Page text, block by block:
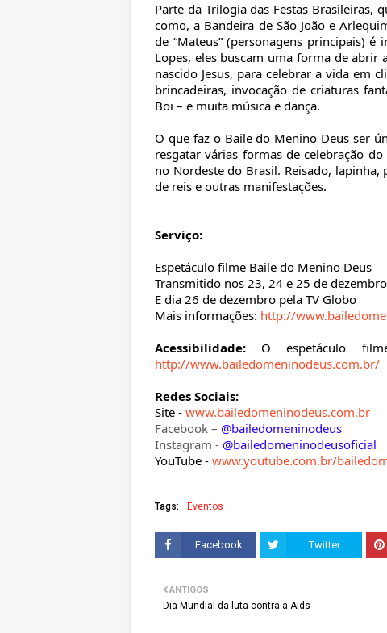
Parte da Trilogia das Festas Brasileiras,
como, a Bandeira de São João e
de “Mateus” (personagens principais)
Lopes, eles buscam uma forma de abrir
nascido Jesus, para celebrar a vida em
brincadeiras, invocação de criaturas
Boi – e muita música e dança.
O que faz o Baile do Menino Deus ser
resgatar várias formas de celebração
no Nordeste do Brasil. Reisado,
de reis e outras manifestações.
Serviço:
Espetáculo filme Baile do Menino Deus
Transmitido nos 23, 24 e 25 de
E dia 26 de dezembro pela TV Globo
Mais informações: http://
Acessibilidade: O espetáculo
http://www.bailedomeninodeus.com.br/
Redes Sociais:
Site - www.bailedomeninodeus.com.br
Facebook – @bailedomeninodeus
Instagram - @bailedomeninodeusoficial
YouTube - www.youtube.com.br/
Tags: Eventos
Facebook Twitter
ANTIGOS
Dia Mundial da luta contra a Aids